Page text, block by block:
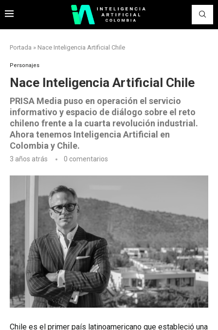
Portada » Nace Inteligencia Artificial Chile
Personajes
Nace Inteligencia Artificial Chile
PRISA Media puso en operación el servicio
informativo y espacio de diálogo sobre el reto
chileno frente a la cuarta revolución industrial.
Ahora tenemos Inteligencia Artificial en
Colombia y Chile.
3 años atrás 0 comentarios
Chile es el primer país latinoamericano que estableció una